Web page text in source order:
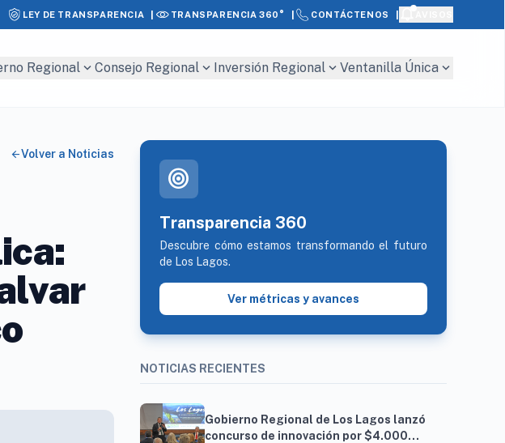
LEY DE TRANSPARENCIA | TRANSPARENCIA 360° CONTÁCTENOS
Regional expand_more Consejo Regional expand_more Inversión Regional expand_more Ventanilla Única expand_more
arrow_backVolver a Noticias
target
Transparencia 360
Descubre cómo estamos transformando el futuro
de Los Lagos.
Ver métricas y avances
NOTICIAS RECIENTES
Gobierno Regional de Los Lagos lanzó
concurso de innovación por $4.000